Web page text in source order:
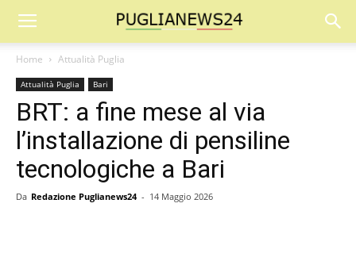
Home Attualità Puglia
Attualità Puglia Bari
BRT: a fine mese al via
l’installazione di pensiline
tecnologiche a Bari
Da Redazione Puglianews24 - 14 Maggio 2026